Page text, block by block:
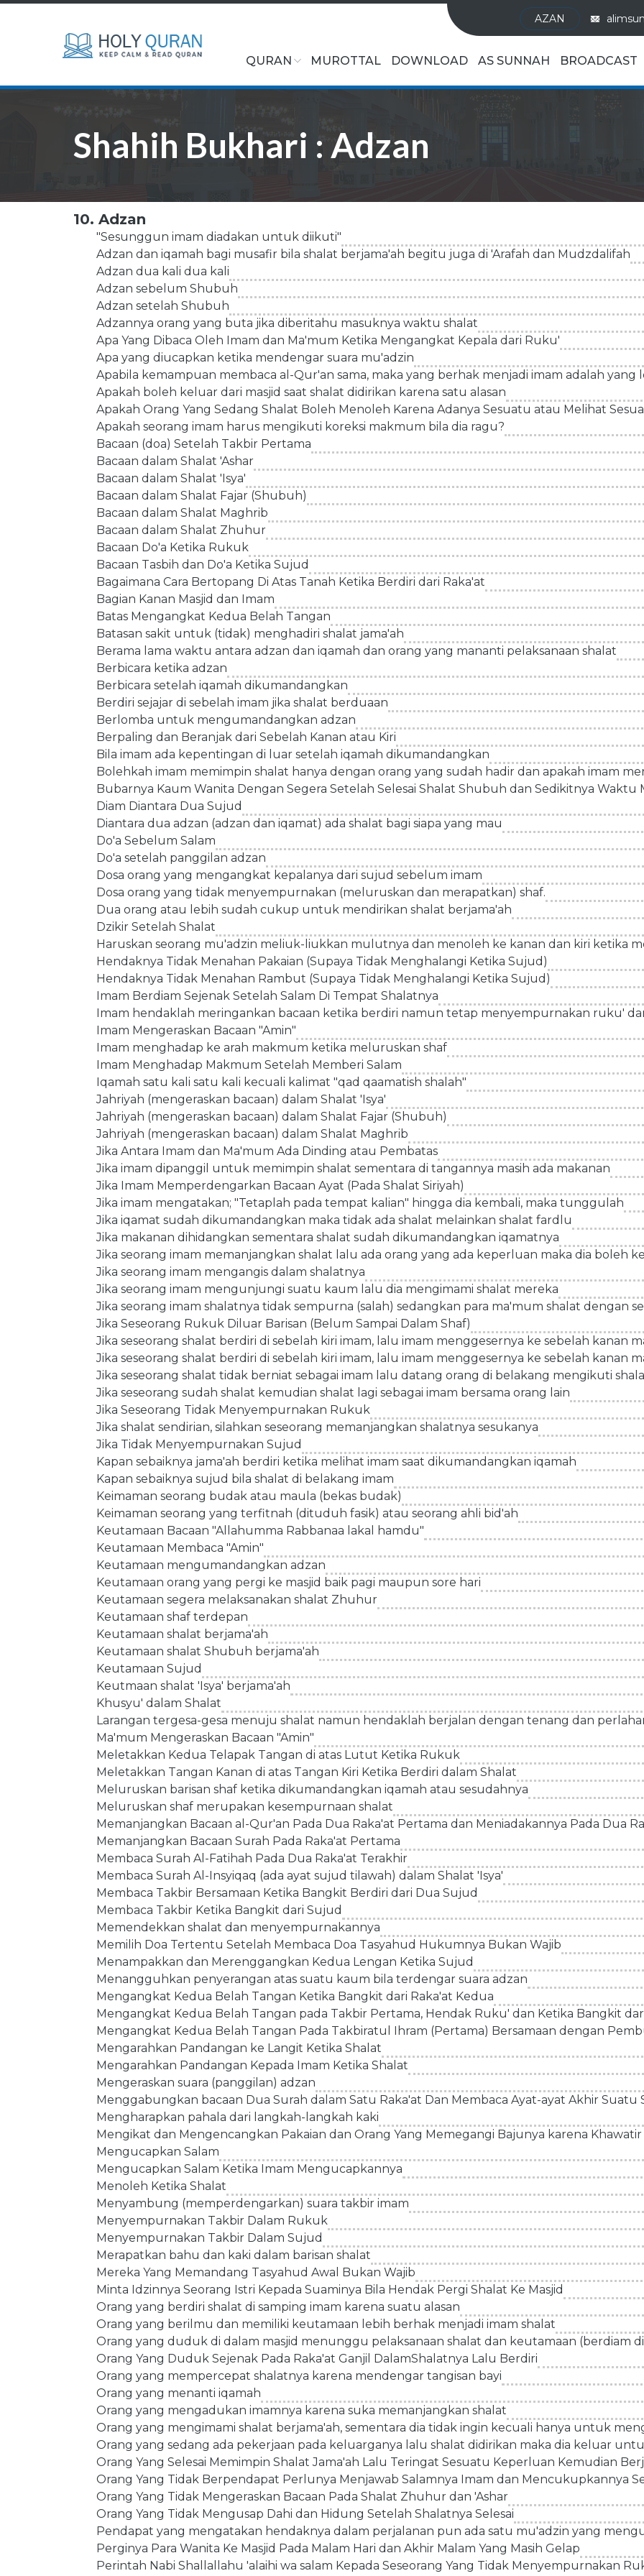
AZAN
QURAN MUROTTAL DOWNLOAD AS SUNNAH BROADCAST
Shahih Bukhari : Adzan
10. Adzan
"Sesunggun imam diadakan untuk diikuti"
Adzan dan iqamah bagi musafir bila shalat berjama'ah begitu juga di 'Arafah dan Mudzdalifah
Adzan dua kali dua kali
Adzan sebelum Shubuh
Adzan setelah Shubuh
Adzannya orang yang buta jika diberitahu masuknya waktu shalat
Apa Yang Dibaca Oleh Imam dan Ma'mum Ketika Mengangkat Kepala dari Ruku'
Apa yang diucapkan ketika mendengar suara mu'adzin
Apabila kemampuan membaca al-Qur'an sama, maka yang berhak menjadi imam adalah yang
Apakah boleh keluar dari masjid saat shalat didirikan karena satu alasan
Apakah Orang Yang Sedang Shalat Boleh Menoleh Karena Adanya Sesuatu atau Melihat
Apakah seorang imam harus mengikuti koreksi makmum bila dia ragu?
Bacaan (doa) Setelah Takbir Pertama
Bacaan dalam Shalat 'Ashar
Bacaan dalam Shalat 'Isya'
Bacaan dalam Shalat Fajar (Shubuh)
Bacaan dalam Shalat Maghrib
Bacaan dalam Shalat Zhuhur
Bacaan Do'a Ketika Rukuk
Bacaan Tasbih dan Do'a Ketika Sujud
Bagaimana Cara Bertopang Di Atas Tanah Ketika Berdiri dari Raka'at
Bagian Kanan Masjid dan Imam
Batas Mengangkat Kedua Belah Tangan
Batasan sakit untuk (tidak) menghadiri shalat jama'ah
Berama lama waktu antara adzan dan iqamah dan orang yang mananti pelaksanaan shalat
Berbicara ketika adzan
Berbicara setelah iqamah dikumandangkan
Berdiri sejajar di sebelah imam jika shalat berduaan
Berlomba untuk mengumandangkan adzan
Berpaling dan Beranjak dari Sebelah Kanan atau Kiri
Bila imam ada kepentingan di luar setelah iqamah dikumandangkan
Bolehkah imam memimpin shalat hanya dengan orang yang sudah hadir dan apakah imam
Bubarnya Kaum Wanita Dengan Segera Setelah Selesai Shalat Shubuh dan Sedikitnya Waktu
Diam Diantara Dua Sujud
Diantara dua adzan (adzan dan iqamat) ada shalat bagi siapa yang mau
Do'a Sebelum Salam
Do'a setelah panggilan adzan
Dosa orang yang mengangkat kepalanya dari sujud sebelum imam
Dosa orang yang tidak menyempurnakan (meluruskan dan merapatkan) shaf.
Dua orang atau lebih sudah cukup untuk mendirikan shalat berjama'ah
Dzikir Setelah Shalat
Haruskan seorang mu'adzin meliuk-liukkan mulutnya dan menoleh ke kanan dan kiri ketika
Hendaknya Tidak Menahan Pakaian (Supaya Tidak Menghalangi Ketika Sujud)
Hendaknya Tidak Menahan Rambut (Supaya Tidak Menghalangi Ketika Sujud)
Imam Berdiam Sejenak Setelah Salam Di Tempat Shalatnya
Imam hendaklah meringankan bacaan ketika berdiri namun tetap menyempurnakan ruku'
Imam Mengeraskan Bacaan "Amin"
Imam menghadap ke arah makmum ketika meluruskan shaf
Imam Menghadap Makmum Setelah Memberi Salam
Iqamah satu kali satu kali kecuali kalimat "qad qaamatish shalah"
Jahriyah (mengeraskan bacaan) dalam Shalat 'Isya'
Jahriyah (mengeraskan bacaan) dalam Shalat Fajar (Shubuh)
Jahriyah (mengeraskan bacaan) dalam Shalat Maghrib
Jika Antara Imam dan Ma'mum Ada Dinding atau Pembatas
Jika imam dipanggil untuk memimpin shalat sementara di tangannya masih ada makanan
Jika Imam Memperdengarkan Bacaan Ayat (Pada Shalat Siriyah)
Jika imam mengatakan; "Tetaplah pada tempat kalian" hingga dia kembali, maka tunggulah
Jika iqamat sudah dikumandangkan maka tidak ada shalat melainkan shalat fardlu
Jika makanan dihidangkan sementara shalat sudah dikumandangkan iqamatnya
Jika seorang imam memanjangkan shalat lalu ada orang yang ada keperluan maka dia boleh
Jika seorang imam mengangis dalam shalatnya
Jika seorang imam mengunjungi suatu kaum lalu dia mengimami shalat mereka
Jika seorang imam shalatnya tidak sempurna (salah) sedangkan para ma'mum shalat dengan
Jika Seseorang Rukuk Diluar Barisan (Belum Sampai Dalam Shaf)
Jika seseorang shalat berdiri di sebelah kiri imam, lalu imam menggesernya ke sebelah kanan
Jika seseorang shalat berdiri di sebelah kiri imam, lalu imam menggesernya ke sebelah kanan
Jika seseorang shalat tidak berniat sebagai imam lalu datang orang di belakang mengikuti
Jika seseorang sudah shalat kemudian shalat lagi sebagai imam bersama orang lain
Jika Seseorang Tidak Menyempurnakan Rukuk
Jika shalat sendirian, silahkan seseorang memanjangkan shalatnya sesukanya
Jika Tidak Menyempurnakan Sujud
Kapan sebaiknya jama'ah berdiri ketika melihat imam saat dikumandangkan iqamah
Kapan sebaiknya sujud bila shalat di belakang imam
Keimaman seorang budak atau maula (bekas budak)
Keimaman seorang yang terfitnah (dituduh fasik) atau seorang ahli bid'ah
Keutamaan Bacaan "Allahumma Rabbanaa lakal hamdu"
Keutamaan Membaca "Amin"
Keutamaan mengumandangkan adzan
Keutamaan orang yang pergi ke masjid baik pagi maupun sore hari
Keutamaan segera melaksanakan shalat Zhuhur
Keutamaan shaf terdepan
Keutamaan shalat berjama'ah
Keutamaan shalat Shubuh berjama'ah
Keutamaan Sujud
Keutmaan shalat 'Isya' berjama'ah
Khusyu' dalam Shalat
Larangan tergesa-gesa menuju shalat namun hendaklah berjalan dengan tenang dan
Ma'mum Mengeraskan Bacaan "Amin"
Meletakkan Kedua Telapak Tangan di atas Lutut Ketika Rukuk
Meletakkan Tangan Kanan di atas Tangan Kiri Ketika Berdiri dalam Shalat
Meluruskan barisan shaf ketika dikumandangkan iqamah atau sesudahnya
Meluruskan shaf merupakan kesempurnaan shalat
Memanjangkan Bacaan al-Qur'an Pada Dua Raka'at Pertama dan Meniadakannya Pada Dua
Memanjangkan Bacaan Surah Pada Raka'at Pertama
Membaca Surah Al-Fatihah Pada Dua Raka'at Terakhir
Membaca Surah Al-Insyiqaq (ada ayat sujud tilawah) dalam Shalat 'Isya'
Membaca Takbir Bersamaan Ketika Bangkit Berdiri dari Dua Sujud
Membaca Takbir Ketika Bangkit dari Sujud
Memendekkan shalat dan menyempurnakannya
Memilih Doa Tertentu Setelah Membaca Doa Tasyahud Hukumnya Bukan Wajib
Menampakkan dan Merenggangkan Kedua Lengan Ketika Sujud
Menangguhkan penyerangan atas suatu kaum bila terdengar suara adzan
Mengangkat Kedua Belah Tangan Ketika Bangkit dari Raka'at Kedua
Mengangkat Kedua Belah Tangan pada Takbir Pertama, Hendak Ruku' dan Ketika Bangkit
Mengangkat Kedua Belah Tangan Pada Takbiratul Ihram (Pertama) Bersamaan dengan
Mengarahkan Pandangan ke Langit Ketika Shalat
Mengarahkan Pandangan Kepada Imam Ketika Shalat
Mengeraskan suara (panggilan) adzan
Menggabungkan bacaan Dua Surah dalam Satu Raka'at Dan Membaca Ayat-ayat Akhir Suatu
Mengharapkan pahala dari langkah-langkah kaki
Mengikat dan Mengencangkan Pakaian dan Orang Yang Memegangi Bajunya karena
Mengucapkan Salam
Mengucapkan Salam Ketika Imam Mengucapkannya
Menoleh Ketika Shalat
Menyambung (memperdengarkan) suara takbir imam
Menyempurnakan Takbir Dalam Rukuk
Menyempurnakan Takbir Dalam Sujud
Merapatkan bahu dan kaki dalam barisan shalat
Mereka Yang Memandang Tasyahud Awal Bukan Wajib
Minta Idzinnya Seorang Istri Kepada Suaminya Bila Hendak Pergi Shalat Ke Masjid
Orang yang berdiri shalat di samping imam karena suatu alasan
Orang yang berilmu dan memiliki keutamaan lebih berhak menjadi imam shalat
Orang yang duduk di dalam masjid menunggu pelaksanaan shalat dan keutamaan (berdiam
Orang Yang Duduk Sejenak Pada Raka'at Ganjil DalamShalatnya Lalu Berdiri
Orang yang mempercepat shalatnya karena mendengar tangisan bayi
Orang yang menanti iqamah
Orang yang mengadukan imamnya karena suka memanjangkan shalat
Orang yang mengimami shalat berjama'ah, sementara dia tidak ingin kecuali hanya untuk
Orang yang sedang ada pekerjaan pada keluarganya lalu shalat didirikan maka dia keluar
Orang Yang Selesai Memimpin Shalat Jama'ah Lalu Teringat Sesuatu Keperluan Kemudian
Orang Yang Tidak Berpendapat Perlunya Menjawab Salamnya Imam dan Mencukupkannya
Orang Yang Tidak Mengeraskan Bacaan Pada Shalat Zhuhur dan 'Ashar
Orang Yang Tidak Mengusap Dahi dan Hidung Setelah Shalatnya Selesai
Pendapat yang mengatakan hendaknya dalam perjalanan pun ada satu mu'adzin yang
Perginya Para Wanita Ke Masjid Pada Malam Hari dan Akhir Malam Yang Masih Gelap
Perintah Nabi Shallallahu 'alaihi wa salam Kepada Seseorang Yang Tidak Menyempurnakan